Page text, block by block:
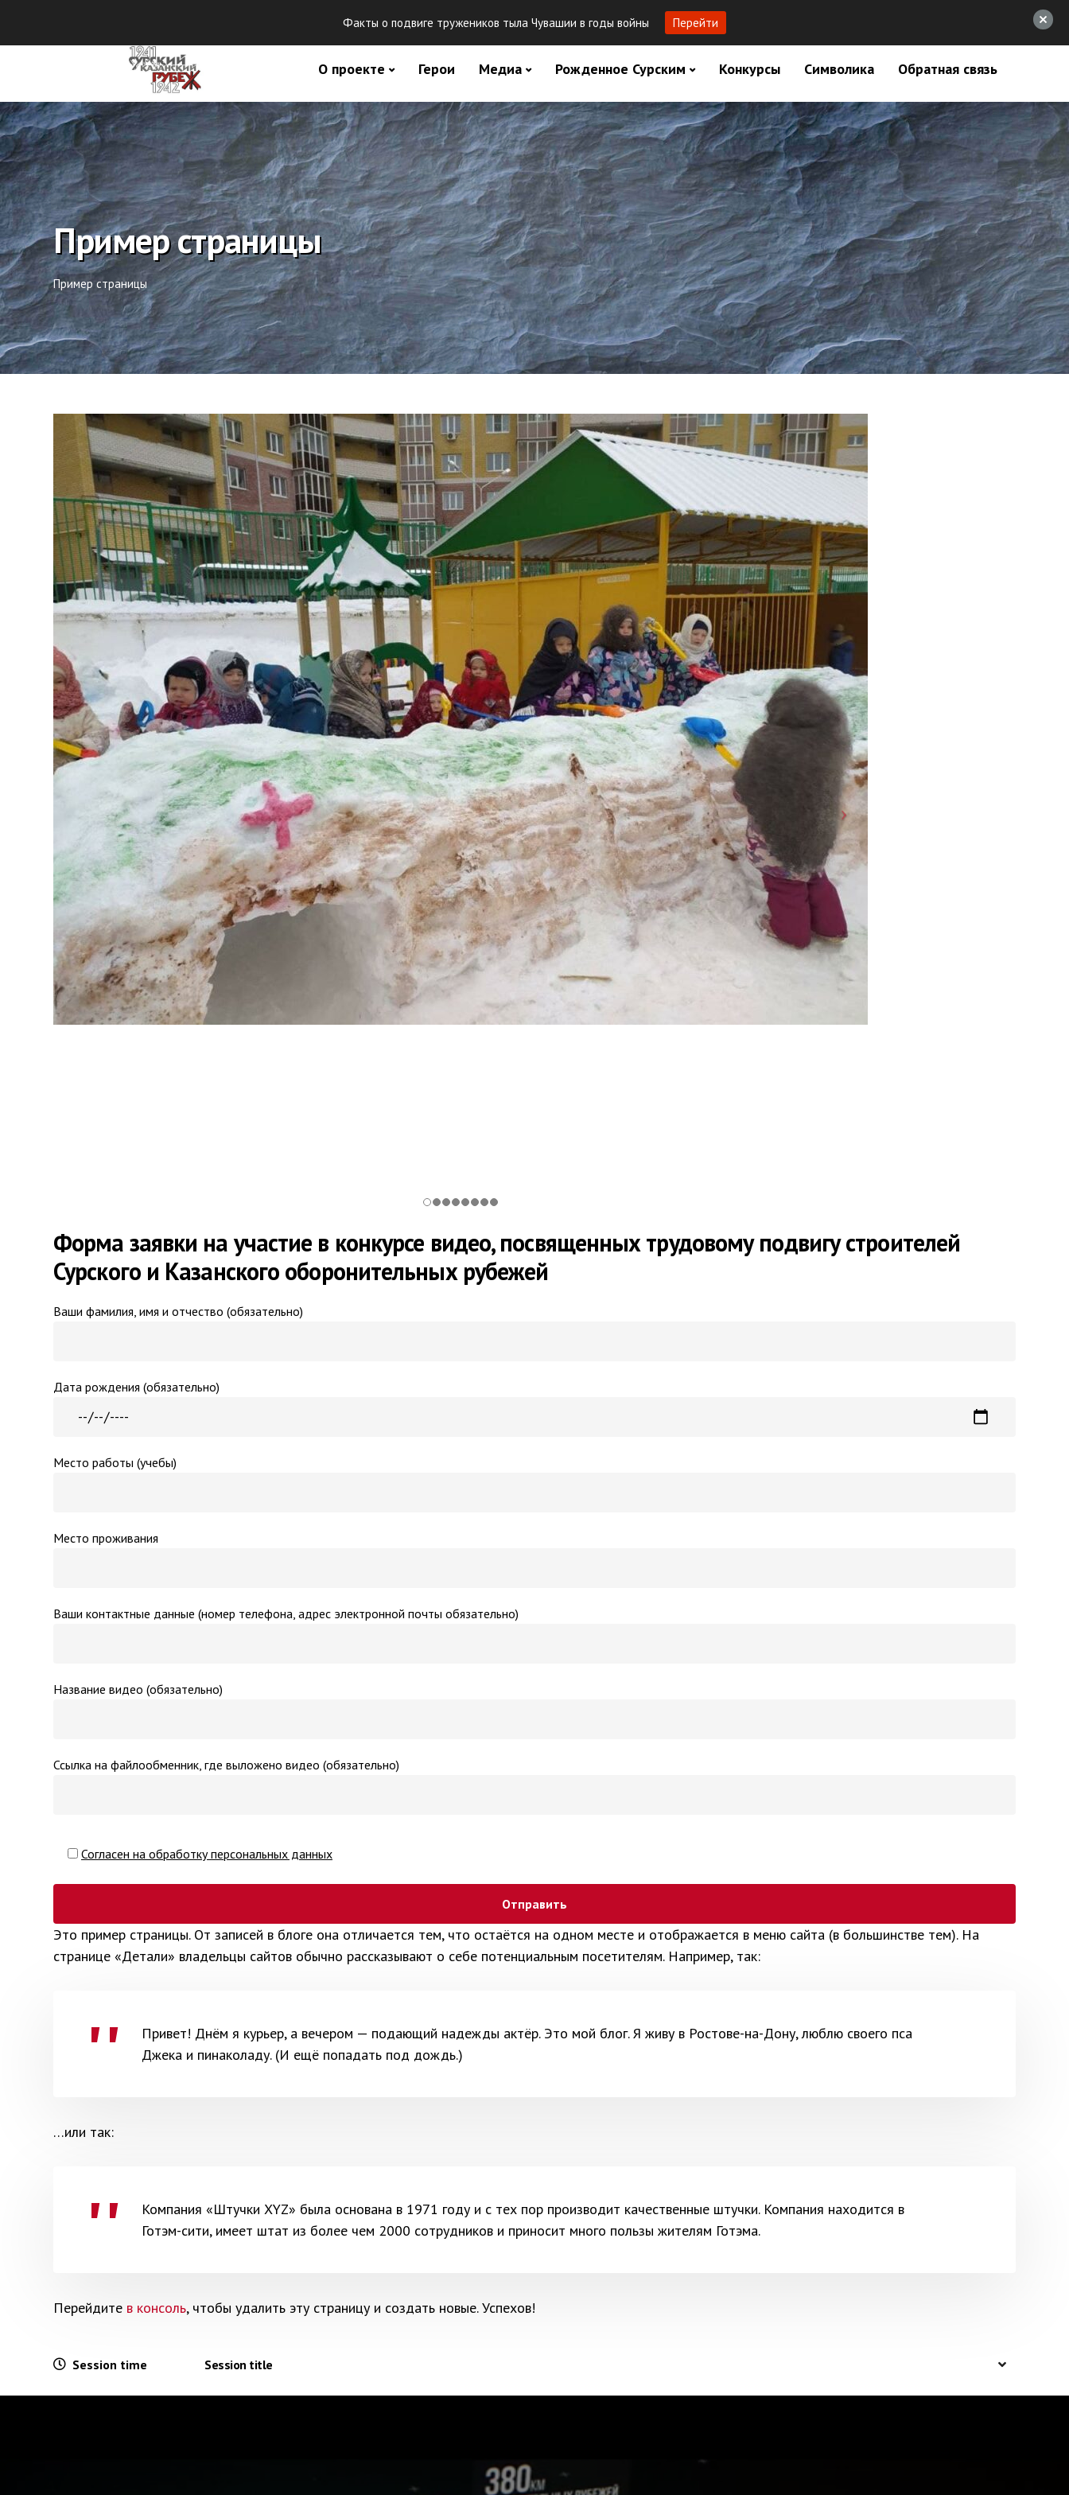
О проекте Герои Медиа Рожденное Сурским Конкурсы Символика Обратная связь
Пример страницы
Пример страницы
Форма заявки на участие в конкурсе видео, посвященных трудовому подвигу строителей
Сурского и Казанского оборонительных рубежей
Ваши фамилия, имя и отчество (обязательно)
Дата рождения (обязательно)
Место работы (учебы)
Место проживания
Ваши контактные данные (номер телефона, адрес электронной почты обязательно)
Название видео (обязательно)
Ссылка на файлообменник, где выложено видео (обязательно)
Согласен на обработку персональных данных
Это пример страницы. От записей в блоге она отличается тем, что остаётся на одном месте и отображается в меню сайта (в большинстве тем). На
странице «Детали» владельцы сайтов обычно рассказывают о себе потенциальным посетителям. Например, так:
Привет! Днём я курьер, а вечером — подающий надежды актёр. Это мой блог. Я живу в Ростове-на-Дону, люблю своего пса
Джека и пинаколаду. (И ещё попадать под дождь.)
…или так:
Компания «Штучки XYZ» была основана в 1971 году и с тех пор производит качественные штучки. Компания находится в
Готэм-сити, имеет штат из более чем 2000 сотрудников и приносит много пользы жителям Готэма.
Перейдите в консоль, чтобы удалить эту страницу и создать новые. Успехов!
Session time Session title
Факты о подвиге тружеников тыла Чувашии в годы войны Перейти